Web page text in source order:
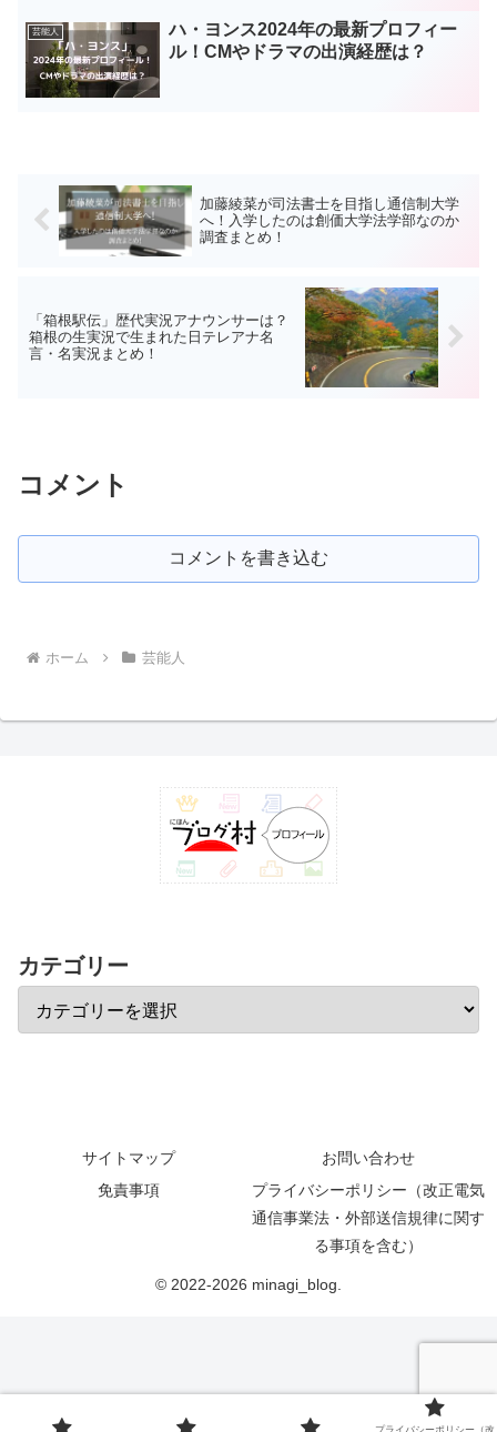
芸能人
ハ・ヨンス2024年の最新プロフィー
ル！CMやドラマの出演経歴は？
加藤綾菜が司法書士を目指し通信制大学
へ！入学したのは創価大学法学部なのか
調査まとめ！
「箱根駅伝」歴代実況アナウンサーは？
箱根の生実況で生まれた日テレアナ名
言・名実況まとめ！
コメント
コメントを書き込む
ホーム 芸能人
カテゴリー
サイトマップ
お問い合わせ
免責事項
プライバシーポリシー（改正電気
通信事業法・外部送信規律に関す
る事項を含む）
© 2022-2026 minagi_blog.
プライバシーポリシー（改